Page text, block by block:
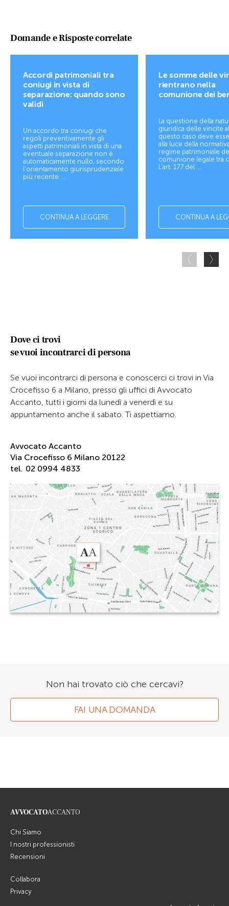
Domande e Risposte correlate
Accordi patrimoniali tra
coniugi in vista di
separazione: quando sono
validi
Un accordo tra coniugi che
regoli preventivamente gli
aspetti patrimoniali in vista di una
eventuale separazione non è
automaticamente nullo, secondo
l’orientamento giurisprudenziale
più recente. ...
CONTINUA A LEGGERE
Le somme delle
rientrano nella
comunione dei
La questione della
giuridica delle vincite
questo caso deve
alla luce della
regime patrimoniale
comunione legale tra
L’art. 177 del ...
CONTINUA A
Dove ci trovi
se vuoi incontrarci di persona
Se vuoi incontrarci di persona e conoscerci ci trovi in Via
Crocefisso 6 a Milano, presso gli uffici di Avvocato
Accanto, tutti i giorni da lunedì a venerdì e su
appuntamento anche il sabato. Ti aspettiamo.
Avvocato Accanto
Via Crocefisso 6 Milano 20122
tel. 02 0994 4833
Non hai trovato ciò che cercavi?
FAI UNA DOMANDA
AVVOCATOACCANTO
Chi Siamo
I nostri professionisti
Recensioni
Collabora
Privacy